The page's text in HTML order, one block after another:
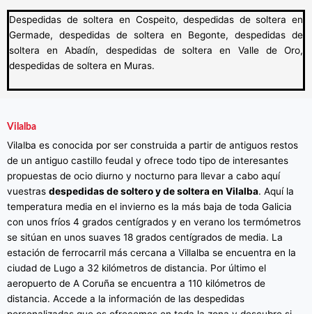
Despedidas de soltera en Cospeito, despedidas de soltera en
Germade, despedidas de soltera en Begonte, despedidas de
soltera en Abadín, despedidas de soltera en Valle de Oro,
despedidas de soltera en Muras.
Vilalba
Vilalba es conocida por ser construida a partir de antiguos restos
de un antiguo castillo feudal y ofrece todo tipo de interesantes
propuestas de ocio diurno y nocturno para llevar a cabo aquí
vuestras despedidas de soltero y de soltera en Vilalba. Aquí la
temperatura media en el invierno es la más baja de toda Galicia
con unos fríos 4 grados centígrados y en verano los termómetros
se sitúan en unos suaves 18 grados centígrados de media. La
estación de ferrocarril más cercana a Villalba se encuentra en la
ciudad de Lugo a 32 kilómetros de distancia. Por último el
aeropuerto de A Coruña se encuentra a 110 kilómetros de
distancia. Accede a la información de las despedidas